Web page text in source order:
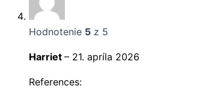
Hodnotenie 5 z 5
Harriet – 21. apríla 2026
References: